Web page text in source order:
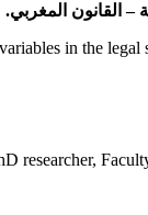
– القانون المغربي.
in the
researcher,